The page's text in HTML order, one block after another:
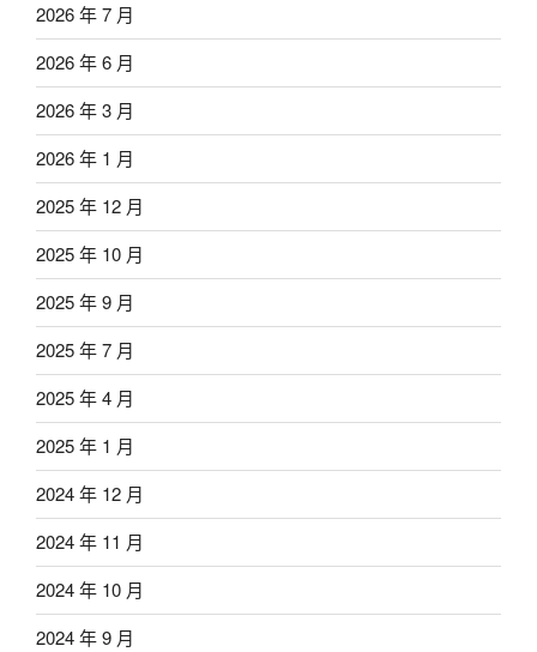
2026 年 7 月
2026 年 6 月
2026 年 3 月
2026 年 1 月
2025 年 12 月
2025 年 10 月
2025 年 9 月
2025 年 7 月
2025 年 4 月
2025 年 1 月
2024 年 12 月
2024 年 11 月
2024 年 10 月
2024 年 9 月